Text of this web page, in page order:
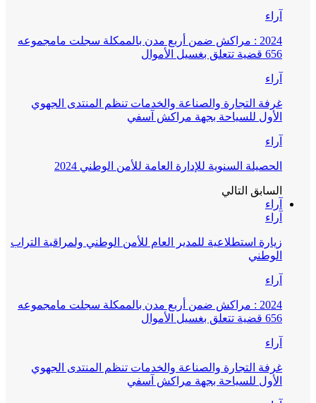
آراء
2024 : مراكش ضمن أربع مدن بالممكلة سجلت مامجموعه
656 قضية تتعلق بغسيل الأموال
آراء
غرفة التجارة والصناعة والخدمات تنظم المنتدى الجهوي
الأول للسياحة بجهة مراكش آسفي
آراء
الحصيلة السنوية للإدارة العامة للأمن الوطني 2024
السابق التالي
آراء
آراء
زيارة استطلاعية للمدير العام للأمن الوطني ولمراقبة التراب
الوطني
آراء
2024 : مراكش ضمن أربع مدن بالممكلة سجلت مامجموعه
656 قضية تتعلق بغسيل الأموال
آراء
غرفة التجارة والصناعة والخدمات تنظم المنتدى الجهوي
الأول للسياحة بجهة مراكش آسفي